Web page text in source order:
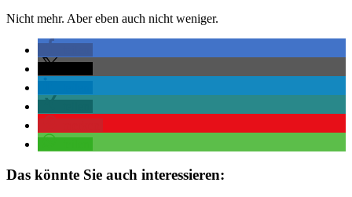
Nicht mehr. Aber eben auch nicht weniger.
Das könnte Sie auch interessieren: